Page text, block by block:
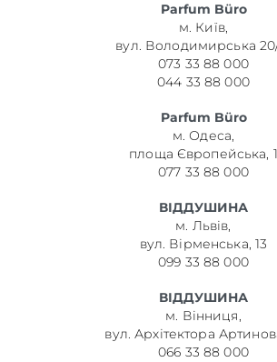
Parfum Büro
м. Київ,
вул. Володимирська
073 33 88 000
044 33 88 000
Parfum Büro
м. Одеса,
площа Європейська, 1
077 33 88 000
ВІДДУШИНА
м. Львів,
вул. Вірменська, 13
099 33 88 000
ВІДДУШИНА
м. Вінниця,
вул. Архітектора
066 33 88 000